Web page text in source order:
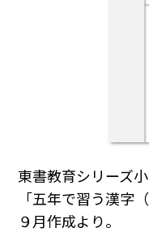
東書教育シリーズ
「五年で習う漢字
９月作成より。